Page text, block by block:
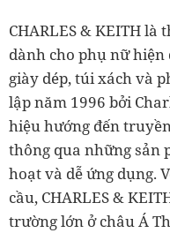
CHARLES & KEITH
dành cho phụ nữ hiện
giày dép, túi xách và
lập năm 1996 bởi
hiệu hướng đến
thông qua những sản
hoạt và dễ ứng dụng.
cầu, CHARLES &
trường lớn ở châu Á